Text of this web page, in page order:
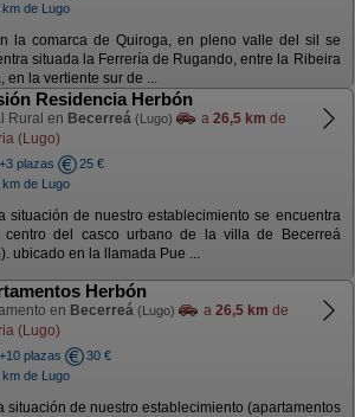
km de Lugo
la comarca de Quiroga, en pleno valle del sil se
situada la Ferrería de Rugando, entre la Ribeira
en la vertiente sur de ...
Residencia Herbón
Rural en Becerreá (Lugo) a 26,5 km de
(Lugo)
plazas
25 €
km de Lugo
situación de nuestro establecimiento se encuentra
del casco urbano de la villa de Becerreá
ubicado en la llamada Pue ...
Herbón
en Becerreá (Lugo) a 26,5 km de
(Lugo)
plazas
30 €
km de Lugo
situación de nuestro establecimiento (apartamentos